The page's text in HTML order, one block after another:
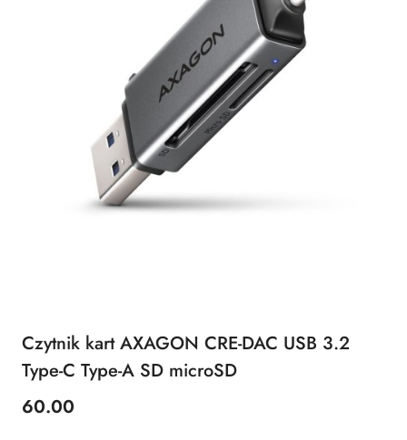
Czytnik kart AXAGON CRE-DAC USB 3.2
Type-C Type-A SD microSD
Cena:
60.00